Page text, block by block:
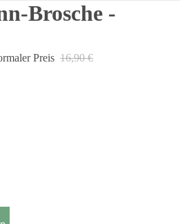
Brosche -
Preis 16,90 €